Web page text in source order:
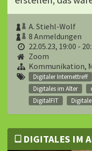
A. Stiehl-Wolf
8 Anmeldungen
22.05.23, 19:00 -
Zoom
Kommunikation,
Digitaler Internettreff
Digitales im Alter
DigitalFIT
DIGITALES IM